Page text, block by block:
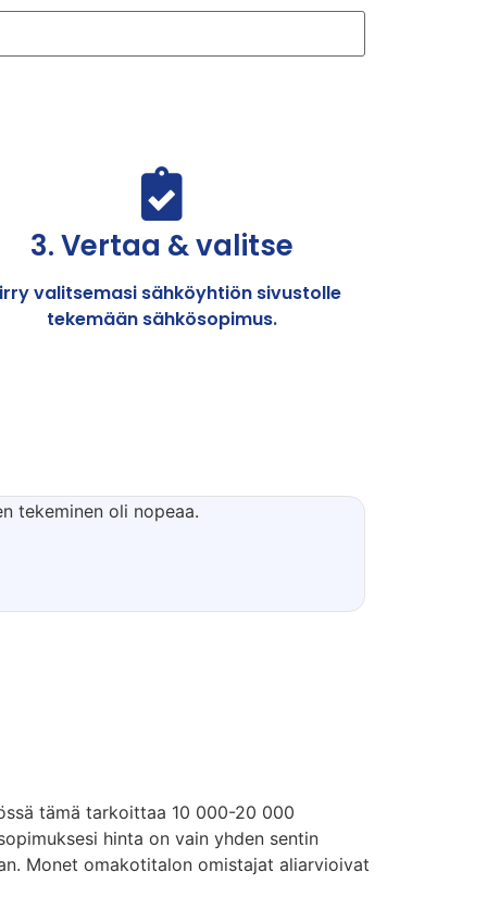
3. Vertaa & valitse
valitsemasi sähköyhtiön sivustolle
tekemään sähkösopimus.
tekeminen oli nopeaa.
tämä tarkoittaa 10 000-20 000
hinta on vain yhden sentin
Monet omakotitalon omistajat aliarvioivat